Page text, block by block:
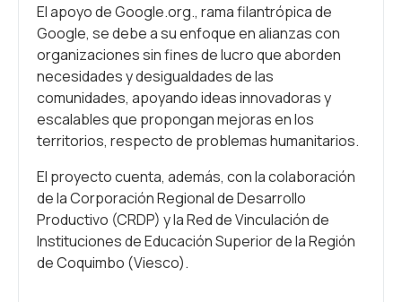
El apoyo de Google.org., rama filantrópica de
Google, se debe a su enfoque en alianzas con
organizaciones sin fines de lucro que aborden
necesidades y desigualdades de las
comunidades, apoyando ideas innovadoras y
escalables que propongan mejoras en los
territorios, respecto de problemas humanitarios.
El proyecto cuenta, además, con la colaboración
de la Corporación Regional de Desarrollo
Productivo (CRDP) y la Red de Vinculación de
Instituciones de Educación Superior de la Región
de Coquimbo (Viesco).